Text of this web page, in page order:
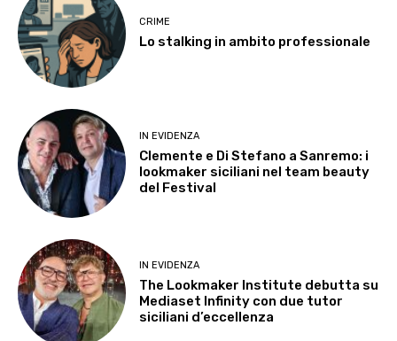
CRIME
Lo stalking in ambito professionale
IN EVIDENZA
Clemente e Di Stefano a Sanremo: i
lookmaker siciliani nel team beauty
del Festival
IN EVIDENZA
The Lookmaker Institute debutta su
Mediaset Infinity con due tutor
siciliani d’eccellenza